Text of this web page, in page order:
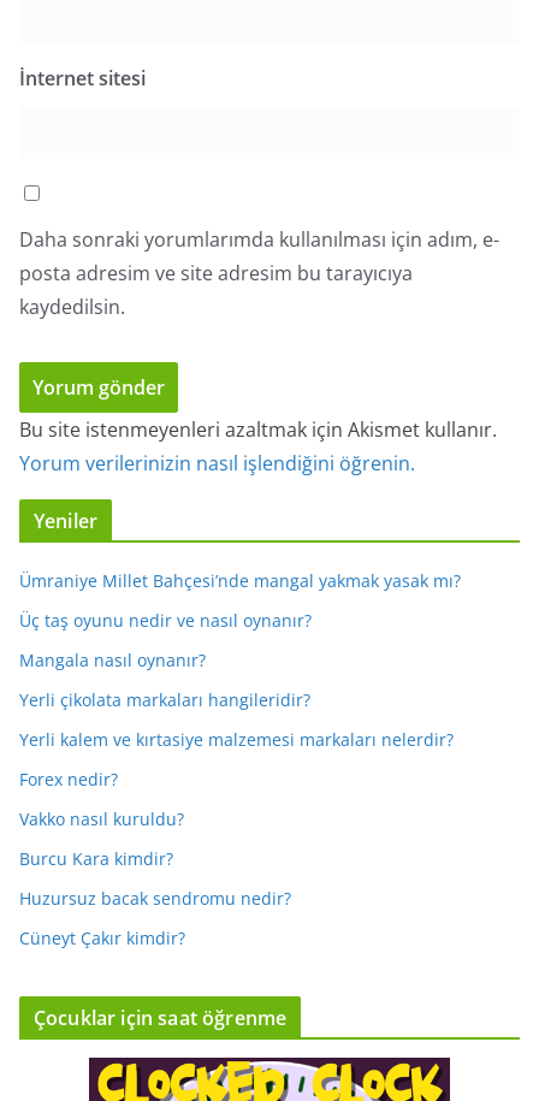
İnternet sitesi
Daha sonraki yorumlarımda kullanılması için adım, e-
posta adresim ve site adresim bu tarayıcıya
kaydedilsin.
Bu site istenmeyenleri azaltmak için Akismet kullanır.
Yorum verilerinizin nasıl işlendiğini öğrenin.
Yeniler
Ümraniye Millet Bahçesi’nde mangal yakmak yasak mı?
Üç taş oyunu nedir ve nasıl oynanır?
Mangala nasıl oynanır?
Yerli çikolata markaları hangileridir?
Yerli kalem ve kırtasiye malzemesi markaları nelerdir?
Forex nedir?
Vakko nasıl kuruldu?
Burcu Kara kimdir?
Huzursuz bacak sendromu nedir?
Cüneyt Çakır kimdir?
Çocuklar için saat öğrenme